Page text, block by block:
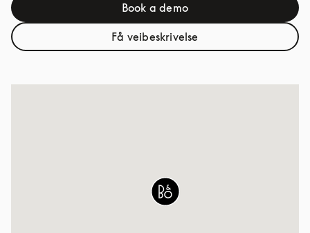
Book a demoLink Opens in New Tab
Få veibeskrivelseLink Opens in New Tab